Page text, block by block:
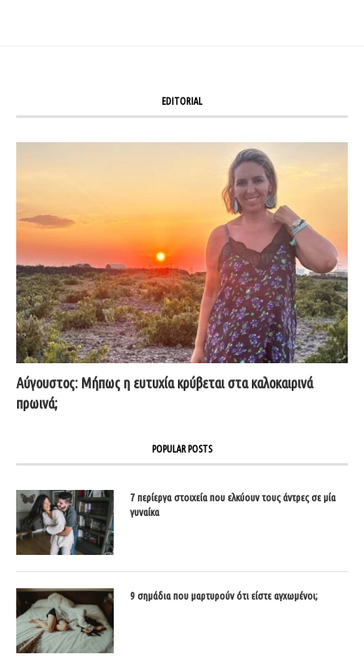
EDITORIAL
Αύγουστος: Μήπως η ευτυχία κρύβεται στα καλοκαιρινά
πρωινά;
POPULAR POSTS
7 περίεργα στοιχεία που ελκύουν τους άντρες σε μία
γυναίκα
9 σημάδια που μαρτυρούν ότι είστε αγχωμένοι;